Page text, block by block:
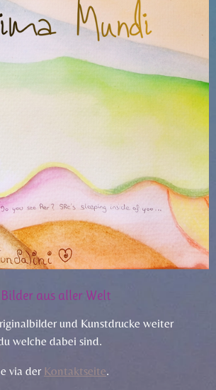
Bilder aus aller Welt
und Kunstdrucke weiter
welche dabei sind.
via der Kontaktseite.